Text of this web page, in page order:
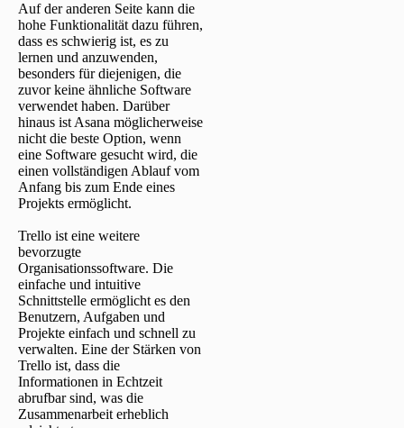
Auf der anderen Seite kann die
hohe Funktionalität dazu führen,
dass es schwierig ist, es zu
lernen und anzuwenden,
besonders für diejenigen, die
zuvor keine ähnliche Software
verwendet haben. Darüber
hinaus ist Asana möglicherweise
nicht die beste Option, wenn
eine Software gesucht wird, die
einen vollständigen Ablauf vom
Anfang bis zum Ende eines
Projekts ermöglicht.
Trello ist eine weitere
bevorzugte
Organisationssoftware. Die
einfache und intuitive
Schnittstelle ermöglicht es den
Benutzern, Aufgaben und
Projekte einfach und schnell zu
verwalten. Eine der Stärken von
Trello ist, dass die
Informationen in Echtzeit
abrufbar sind, was die
Zusammenarbeit erheblich